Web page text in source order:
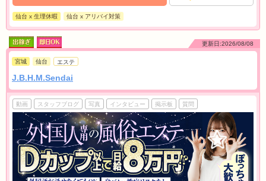
仙台 x 生理休暇 仙台 x アリバイ対策
更新日:2026/08/08
宮城 仙台 エステ
J.B.H.M.Sendai
動画 スタッフブログ 写真 インタビュー 掲示板 質問